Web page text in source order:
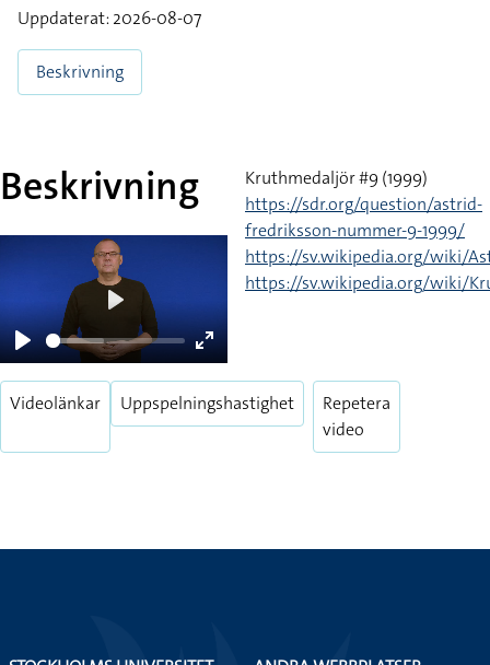
Uppdaterat: 2026-08-07
Beskrivning
Beskrivning
Play
Enter
fullscreen
Play
Videolänkar Uppspelningshastighet
Repetera
video
Kruthmedaljör #9 (1999)
https://sdr.org/question/astrid-
fredriksson-nummer-9-1999/
https://sv.wikipedia.org/wiki/
https://sv.wikipedia.org/wiki/